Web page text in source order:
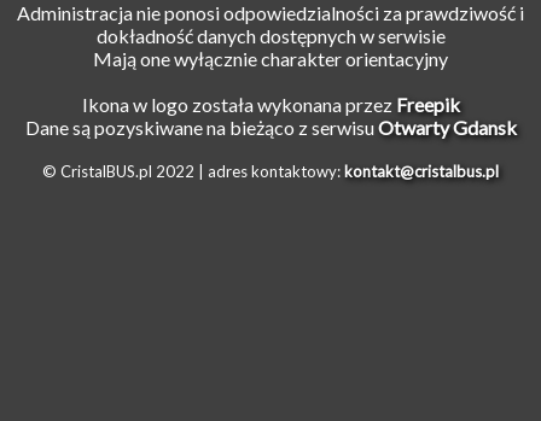
Administracja nie ponosi odpowiedzialności za prawdziwość i
dokładność danych dostępnych w serwisie
Mają one wyłącznie charakter orientacyjny
Ikona w logo została wykonana przez Freepik
Dane są pozyskiwane na bieżąco z serwisuOtwarty Gdansk
© CristalBUS.pl 2022 | adres kontaktowy: kontakt@cristalbus.pl